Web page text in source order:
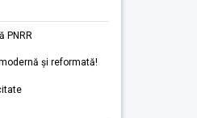
PNRR
și reformată!